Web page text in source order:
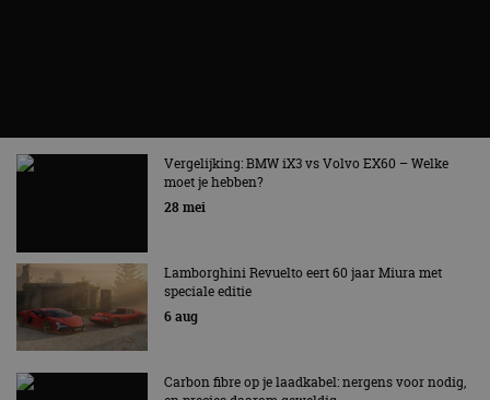
Elektrische Geely E2 (tijdelijk) net zo goedkoop
als een Renault Twingo
4 aug
Vernieuwde Hyundai Ioniq 6 rijdt tot 680
kilometer en wordt goedkoper
4 aug